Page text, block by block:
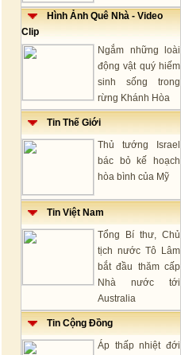
Hình Ảnh Quê Nhà - Video
Clip
Ngắm những loài
động vật quý hiếm
sinh sống trong
rừng Khánh Hòa
Tin Thế Giới
Thủ tướng Israel
bác bỏ kế hoạch
hòa bình của Mỹ
Tin Việt Nam
Tổng Bí thư, Chủ
tịch nước Tô Lâm
bắt đầu thăm cấp
Nhà nước tới
Australia
Tin Cộng Đồng
Áp thấp nhiệt đới